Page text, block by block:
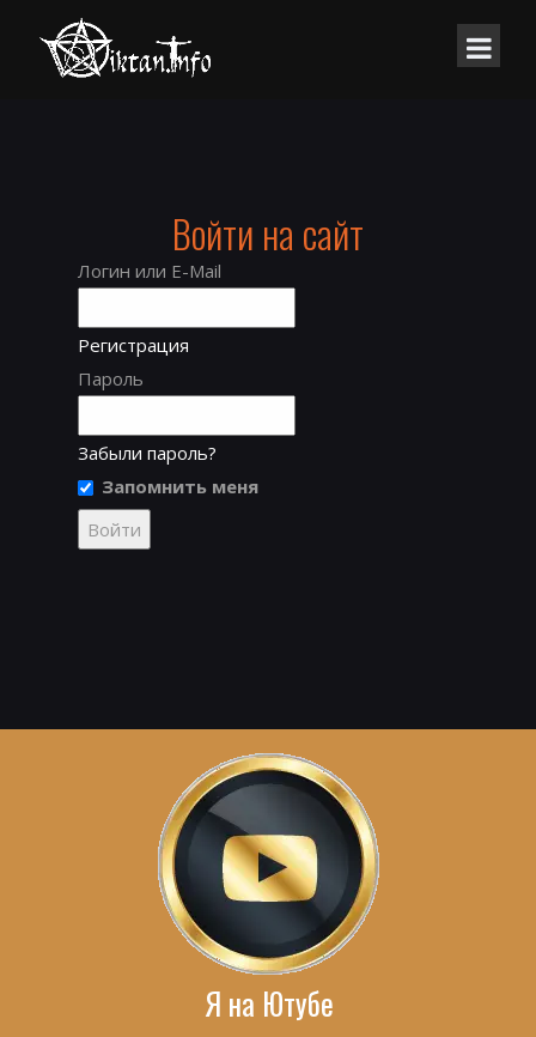
Войти на сайт
Логин или E-Mail
Регистрация
Пароль
Забыли пароль?
Запомнить меня
Я на Ютубе